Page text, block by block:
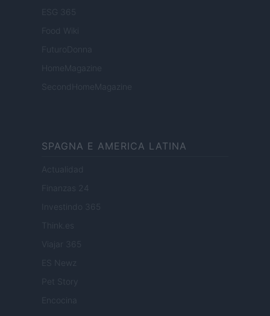
ESG 365
Food Wiki
FuturoDonna
HomeMagazine
SecondHomeMagazine
SPAGNA E AMERICA LATINA
Actualidad
Finanzas 24
Investindo 365
Think.es
Viajar 365
ES Newz
Pet Story
Encocina